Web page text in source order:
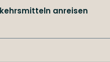
anreisen